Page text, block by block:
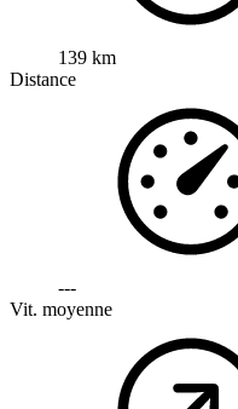
139 km
Distance
---
Vit. moyenne